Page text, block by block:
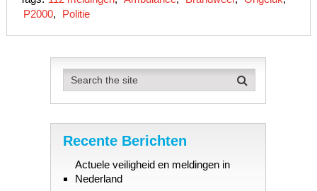
P2000, Politie
Recente Berichten
Actuele veiligheid en meldingen in
Nederland